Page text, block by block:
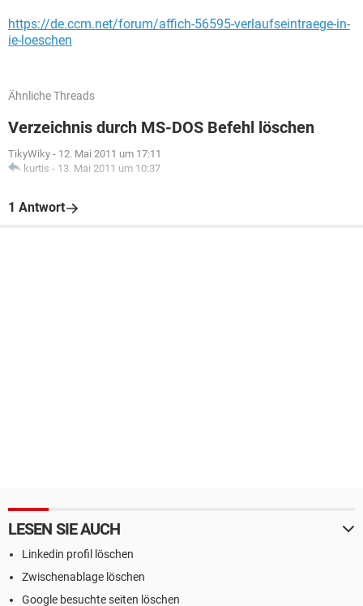
https://de.ccm.net/forum/affich-56595-verlaufseintraege-in-
ie-loeschen
Ähnliche Threads
Verzeichnis durch MS-DOS Befehl löschen
TikyWiky - 12. Mai 2011 um 17:11
kurtis - 13. Mai 2011 um 10:37
1 Antwort
LESEN SIE AUCH
Linkedin profil löschen
Zwischenablage löschen
Google besuchte seiten löschen